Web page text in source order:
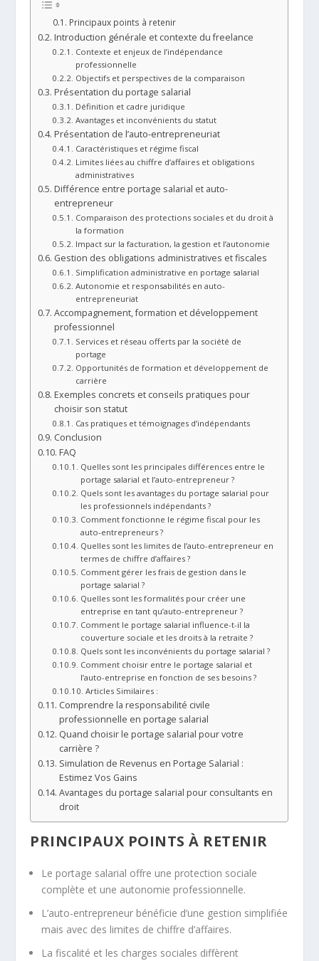
Principaux points à retenir
Introduction générale et contexte du freelance
Contexte et enjeux de l’indépendance
professionnelle
Objectifs et perspectives de la comparaison
Présentation du portage salarial
Définition et cadre juridique
Avantages et inconvénients du statut
Présentation de l’auto-entrepreneuriat
Caractéristiques et régime fiscal
Limites liées au chiffre d’affaires et obligations
administratives
Différence entre portage salarial et auto-
entrepreneur
Comparaison des protections sociales et du droit à
la formation
Impact sur la facturation, la gestion et l’autonomie
Gestion des obligations administratives et fiscales
Simplification administrative en portage salarial
Autonomie et responsabilités en auto-
entrepreneuriat
Accompagnement, formation et développement
professionnel
Services et réseau offerts par la société de
portage
Opportunités de formation et développement de
carrière
Exemples concrets et conseils pratiques pour
choisir son statut
Cas pratiques et témoignages d’indépendants
Conclusion
FAQ
Quelles sont les principales différences entre le
portage salarial et l’auto-entrepreneur ?
Quels sont les avantages du portage salarial pour
les professionnels indépendants ?
Comment fonctionne le régime fiscal pour les
auto-entrepreneurs ?
Quelles sont les limites de l’auto-entrepreneur en
termes de chiffre d’affaires ?
Comment gérer les frais de gestion dans le
portage salarial ?
Quelles sont les formalités pour créer une
entreprise en tant qu’auto-entrepreneur ?
Comment le portage salarial influence-t-il la
couverture sociale et les droits à la retraite ?
Quels sont les inconvénients du portage salarial ?
Comment choisir entre le portage salarial et
l’auto-entreprise en fonction de ses besoins ?
Articles Similaires :
Comprendre la responsabilité civile
professionnelle en portage salarial
Quand choisir le portage salarial pour votre
carrière ?
Simulation de Revenus en Portage Salarial :
Estimez Vos Gains
Avantages du portage salarial pour consultants en
droit
PRINCIPAUX POINTS À RETENIR
Le portage salarial offre une protection sociale
complète et une autonomie professionnelle.
L’auto-entrepreneur bénéficie d’une gestion simplifiée
mais avec des limites de chiffre d’affaires.
La fiscalité et les charges sociales diffèrent